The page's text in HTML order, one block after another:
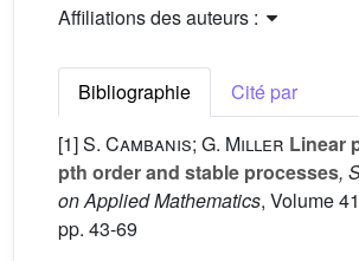
Affiliations des auteurs :
Bibliographie
Cité par
[1]S. Cambanis; G. Miller Linear
pth order and stable processes,
on Applied Mathematics, Volume 41
pp. 43-69